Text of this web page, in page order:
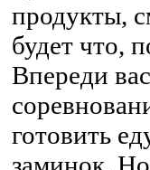
продукты,
будет что,
Впереди
готовить